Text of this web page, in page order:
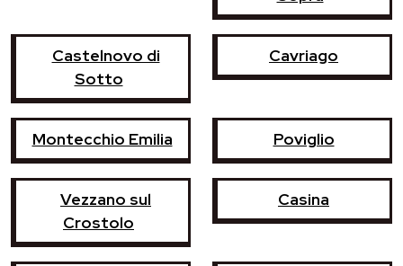
Castelnovo di
Sotto
Cavriago
Montecchio Emilia Poviglio
Vezzano sul
Crostolo
Casina